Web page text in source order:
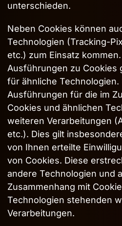
unterschieden.
Neben Cookies können
Technologien (Tracking-
etc.) zum Einsatz
Ausführungen zu Cookies
für ähnliche
Ausführungen für die im
Cookies und ähnlichen
weiteren Verarbeitungen
etc.). Dies gilt
von Ihnen erteilte
von Cookies. Diese
andere Technologien und
Zusammenhang mit
Technologien stehenden
Verarbeitungen.